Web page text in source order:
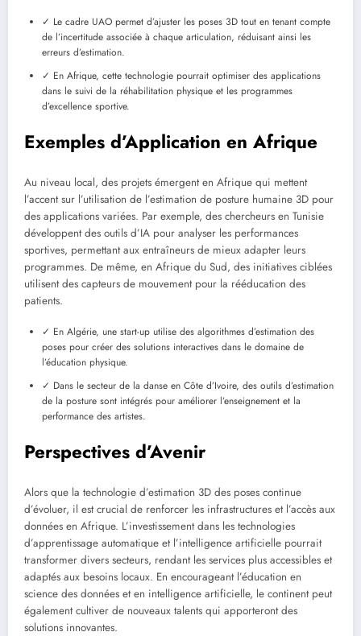
✓ Le cadre UAO permet d’ajuster les poses 3D tout en tenant compte
de l’incertitude associée à chaque articulation, réduisant ainsi les
erreurs d’estimation.
✓ En Afrique, cette technologie pourrait optimiser des applications
dans le suivi de la réhabilitation physique et les programmes
d’excellence sportive.
Exemples d’Application en Afrique
Au niveau local, des projets émergent en Afrique qui mettent
l’accent sur l’utilisation de l’estimation de posture humaine 3D pour
des applications variées. Par exemple, des chercheurs en Tunisie
développent des outils d’IA pour analyser les performances
sportives, permettant aux entraîneurs de mieux adapter leurs
programmes. De même, en Afrique du Sud, des initiatives ciblées
utilisent des capteurs de mouvement pour la rééducation des
patients.
✓ En Algérie, une start-up utilise des algorithmes d’estimation des
poses pour créer des solutions interactives dans le domaine de
l’éducation physique.
✓ Dans le secteur de la danse en Côte d’Ivoire, des outils d’estimation
de la posture sont intégrés pour améliorer l’enseignement et la
performance des artistes.
Perspectives d’Avenir
Alors que la technologie d’estimation 3D des poses continue
d’évoluer, il est crucial de renforcer les infrastructures et l’accès aux
données en Afrique. L’investissement dans les technologies
d’apprentissage automatique et l’intelligence artificielle pourrait
transformer divers secteurs, rendant les services plus accessibles et
adaptés aux besoins locaux. En encourageant l’éducation en
science des données et en intelligence artificielle, le continent peut
également cultiver de nouveaux talents qui apporteront des
solutions innovantes.